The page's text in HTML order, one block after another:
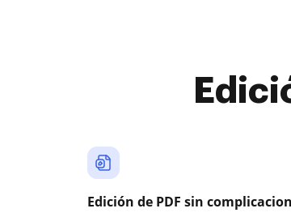
Edición de PDF sin